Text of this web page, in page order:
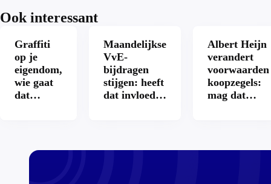
Ook interessant
Graffiti
op je
eigendom,
wie gaat
dat
Maandelijkse
VvE-
bijdragen
stijgen: heeft
dat invloed
Albert Heijn
verandert
voorwaarden
koopzegels:
mag dat